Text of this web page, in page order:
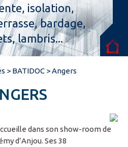
isolation,
bardage,
lambris...
> BATIDOC >Angers
dans son show-room de
d’Anjou. Ses 38